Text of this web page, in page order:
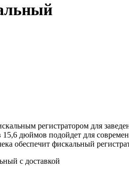
регистратором для
дюймов подойдет для
обеспечит фискальный
с доставкой